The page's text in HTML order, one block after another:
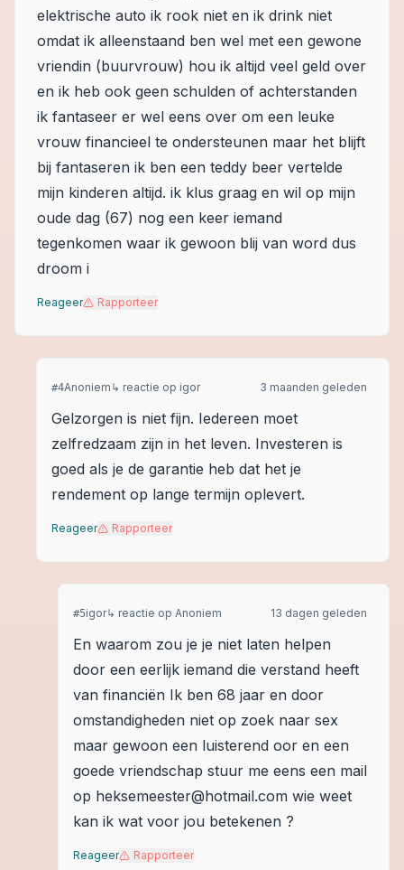
elektrische auto ik rook niet en ik drink niet
omdat ik alleenstaand ben wel met een gewone
vriendin (buurvrouw) hou ik altijd veel geld over
en ik heb ook geen schulden of achterstanden
ik fantaseer er wel eens over om een leuke
vrouw financieel te ondersteunen maar het blijft
bij fantaseren ik ben een teddy beer vertelde
mijn kinderen altijd. ik klus graag en wil op mijn
oude dag (67) nog een keer iemand
tegenkomen waar ik gewoon blij van word dus
droom i
Reageer Rapporteer
#4Anoniem ↳ reactie op igor 3 maanden geleden
Gelzorgen is niet fijn. Iedereen moet
zelfredzaam zijn in het leven. Investeren is
goed als je de garantie heb dat het je
rendement op lange termijn oplevert.
Reageer Rapporteer
#5igor↳ reactie op Anoniem 13 dagen geleden
En waarom zou je je niet laten helpen
door een eerlijk iemand die verstand heeft
van financiën Ik ben 68 jaar en door
omstandigheden niet op zoek naar sex
maar gewoon een luisterend oor en een
goede vriendschap stuur me eens een mail
op heksemeester@hotmail.com wie weet
kan ik wat voor jou betekenen ?
Reageer Rapporteer